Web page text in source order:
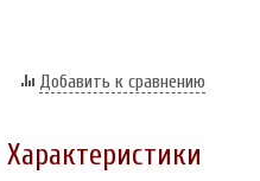
Добавить к сравнению
Характеристики